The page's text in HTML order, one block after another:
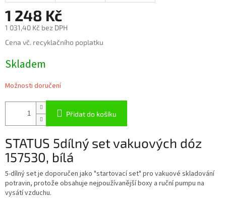
1 248 Kč
1 031,40 Kč bez DPH
Měrná
Cena vč. recyklačního poplatku
Skladem
Možnosti doručení
Přidat do košíku
STATUS 5dílný set vakuových dóz
157530, bílá
5-dílný set je doporučen jako "startovací set" pro vakuové skladování
potravin, protože obsahuje nejpoužívanější boxy a ruční pumpu na
vysátí vzduchu.